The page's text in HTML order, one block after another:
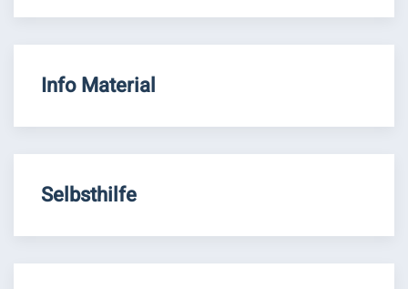
Info Material
Selbsthilfe